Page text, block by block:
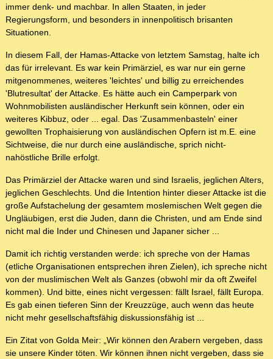
immer denk- und machbar. In allen Staaten, in jeder
Regierungsform, und besonders in innenpolitisch brisanten
Situationen.
In diesem Fall, der Hamas-Attacke von letztem Samstag, halte ich
das für irrelevant. Es war kein Primärziel, es war nur ein gerne
mitgenommenes, weiteres 'leichtes' und billig zu erreichendes
'Blutresultat' der Attacke. Es hätte auch ein Camperpark von
Wohnmobilisten ausländischer Herkunft sein können, oder ein
weiteres Kibbuz, oder ... egal. Das 'Zusammenbasteln' einer
gewollten Trophaisierung von ausländischen Opfern ist m.E. eine
Sichtweise, die nur durch eine ausländische, sprich nicht-
nahöstliche Brille erfolgt.
Das Primärziel der Attacke waren und sind Israelis, jeglichen Alters,
jeglichen Geschlechts. Und die Intention hinter dieser Attacke ist die
große Aufstachelung der gesamtem moslemischen Welt gegen die
Ungläubigen, erst die Juden, dann die Christen, und am Ende sind
nicht mal die Inder und Chinesen und Japaner sicher ...
Damit ich richtig verstanden werde: ich spreche von der Hamas
(etliche Organisationen entsprechen ihren Zielen), ich spreche nicht
von der muslimischen Welt als Ganzes (obwohl mir da oft Zweifel
kommen). Und bitte, eines nicht vergessen: fällt Israel, fällt Europa.
Es gab einen tieferen Sinn der Kreuzzüge, auch wenn das heute
nicht mehr gesellschaftsfähig diskussionsfähig ist ...
Ein Zitat von Golda Meir: „Wir können den Arabern vergeben, dass
sie unsere Kinder töten. Wir können ihnen nicht vergeben, dass sie